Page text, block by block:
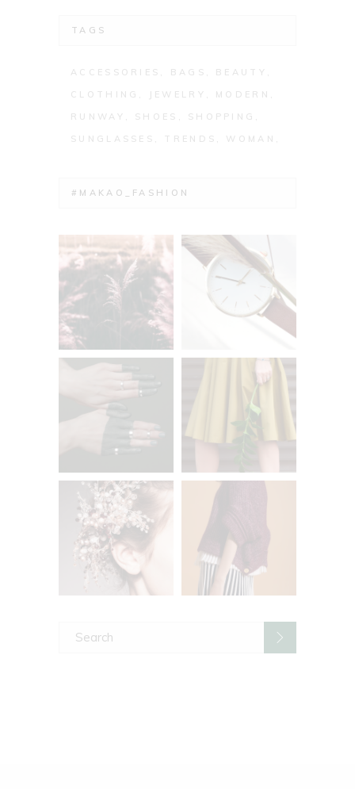
TAGS
ACCESSORIES BAGS
BEAUTY
CLOTHING
JEWELRY
MODERN
RUNWAY
SHOES
SHOPPING
SUNGLASSES
TRENDS WOMAN
#MAKAO_FASHION